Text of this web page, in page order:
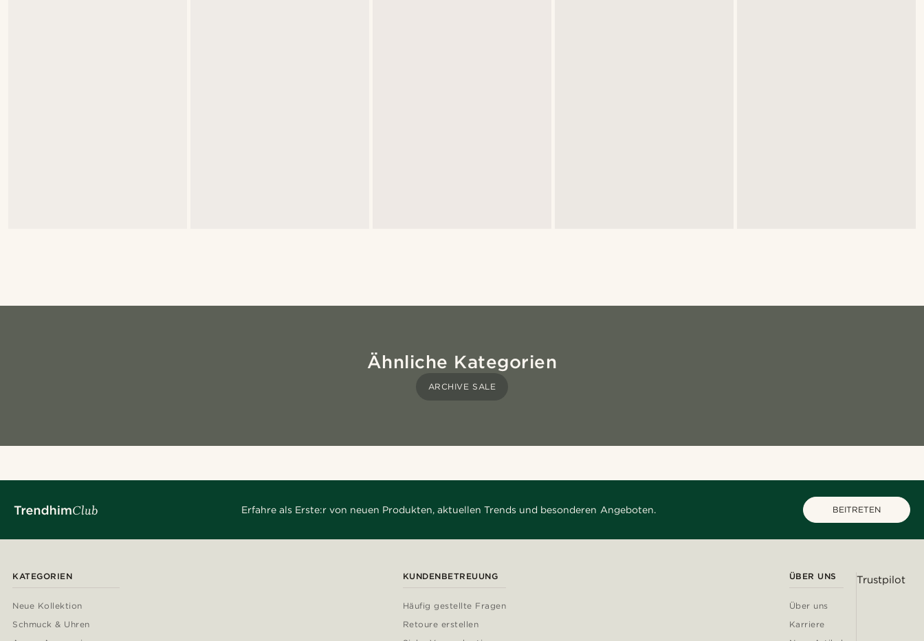
Ähnliche Kategorien
ARCHIVE SALE
Erfahre als Erste:r von neuen Produkten, aktuellen Trends und besonderen Angeboten. BEITRETEN
KATEGORIEN
Neue Kollektion
Schmuck & Uhren
KUNDENBETREUUNG
Häufig gestellte Fragen
Retoure erstellen
ÜBER UNS
Über uns
Karriere
Trustpilot